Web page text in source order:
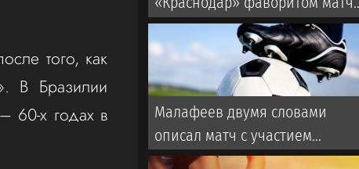
того, как
В Бразилии
60-х годах в
со «Спартаком» в РПЛ
Малафеев двумя словами
описал матч с участием
ветеранов «Зенита». Во время